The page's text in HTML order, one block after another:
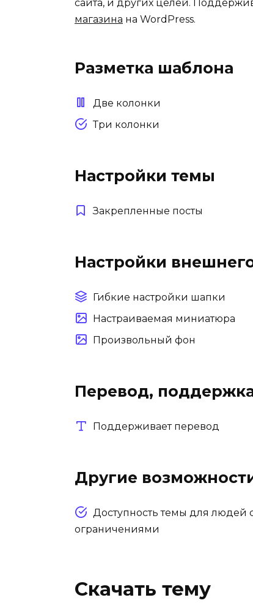
сайта, и других целей.
магазина на WordPress.
Разметка шаблона
Две колонки
Три колонки
Настройки темы
Закрепленные посты
Настройки
Гибкие настройки шапки
Настраиваемая миниатюра
Произвольный фон
Перевод,
Поддерживает перевод
Другие
Доступность темы для людей
ограничениями
Скачать тему